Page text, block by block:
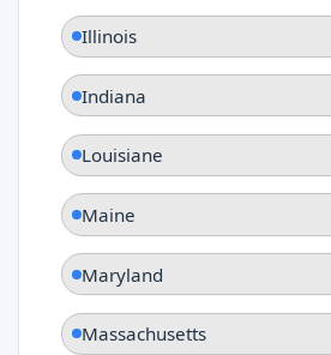
Illinois
Indiana
Louisiane
Maine
Maryland
Massachusetts